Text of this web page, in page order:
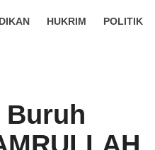
HUKRIM POLITIK
Buruh